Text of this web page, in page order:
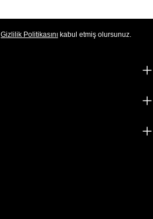
Gizlilik Politikasını kabul etmiş olursunuz.